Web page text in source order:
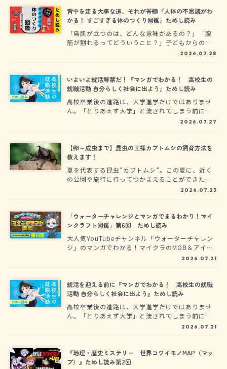
を求め、謎に満ちたピラミッドへ潜入！ 次々と
現れるナゾトキやワナ、そして恐ろしいミイラを
相手に、秘宝へたどり着くことはできるのか!?
背中を走る大事な道、それが脊髄『人体の不思議がわ
かる！ すごすぎる体のつくり図鑑』ためし読み
「鳥肌が立つのは、どんな意味があるの？」「腹
筋が割れるってどういうこと？」子どもからのそ
んな素朴な疑問に、ハッとさせられたことはあり
す。そんな人体の不思議を、親しみやすいイラス
トと最新の科学で圧倒的にわかりやすく解き明か
します！
2026.07.28
いよいよ就活解禁だ！『マンガでわかる！ 高校生の
就職活動 自分らしく社会に出よう』ためし読み
高校卒業後の進路は、大学進学だけではありませ
ん。「とりあえず大学」と流されてしまう前に、
就職という最短で自立できる選択肢があることも
方、会社見学のポイント、履歴書の書き方から面
接対策、入社後のリアルまで、就活の基本をマン
2026.07.27
【卵～成虫まで】昆虫の王様カブトムシの飼育方法を
教えます！
夏を代表する昆虫”カブトムシ”。この夏に、近く
の公園や旅行に行ってつかまえることができた人
も多いのではないでしょうか？またそういった環
トムシに、まずは卵を産ませてみて、卵、幼虫、
蛹（さなぎ）、成虫とカブトムシの成長していく
様子、飼育の方法や注意点などを、昆虫採集
YouTuberむし岡だいきさんにおうかがいしまし
た！
2026.07.23
「ウォーターチャレンジとマンガでまるわかり！マイ
ンクラフト図鑑」第6回 ためし読み
大人気YouTubeチャンネル「ウォーターチャレン
ジ」のマンガでわかる！マイクラのMOB＆アイテ
ム図鑑が登場★「ウォーターチャレンジとマンガ
2026.07.21
就活を迎える前に『マンガでわかる！ 高校生の就職
活動 自分らしく社会に出よう』ためし読み
高校卒業後の進路は、大学進学だけではありませ
ん。「とりあえず大学」と流されてしまう前に、
就職という最短で自立できる選択肢があることも
方、会社見学のポイント、履歴書の書き方から面
接対策、入社後のリアルまで、就活の基本をマン
2026.07.21
『地理・歴史ミステリー 世界コワイモノMAP（マッ
プ）』ためし読み第2回